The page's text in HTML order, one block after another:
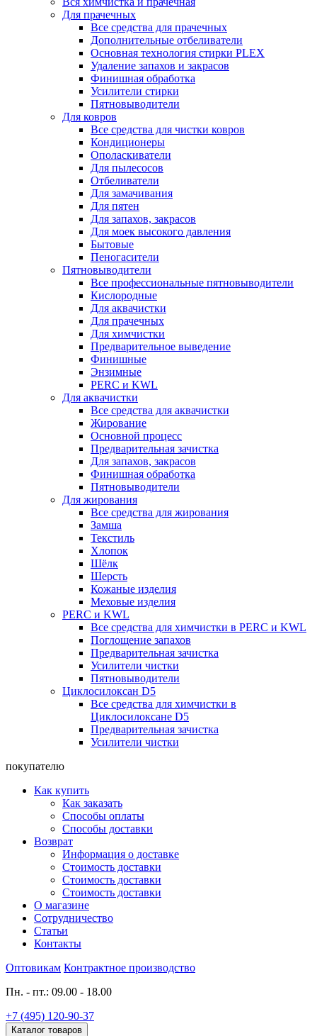
Для прачечных
Все средства для прачечных
Дополнительные отбеливатели
Основная технология стирки PLEX
Удаление запахов и закрасов
Финишная обработка
Усилители стирки
Пятновыводители
Для ковров
Все средства для чистки ковров
Кондиционеры
Ополаскиватели
Для пылесосов
Отбеливатели
Для замачивания
Для пятен
Для запахов, закрасов
Для моек высокого давления
Бытовые
Пеногасители
Пятновыводители
Все профессиональные пятновыводители
Кислородные
Для аквачистки
Для прачечных
Для химчистки
Предварительное выведение
Финишные
Энзимные
PERC и KWL
Для аквачистки
Все средства для аквачистки
Жирование
Основной процесс
Предварительная зачистка
Для запахов, закрасов
Финишная обработка
Пятновыводители
Для жирования
Все средства для жирования
Замша
Текстиль
Хлопок
Шёлк
Шерсть
Кожаные изделия
Меховые изделия
PERC и KWL
Все средства для химчистки в PERC и KWL
Поглощение запахов
Предварительная зачистка
Усилители чистки
Пятновыводители
Циклосилоксан D5
Все средства для химчистки в
Циклосилоксане D5
Предварительная зачистка
Усилители чистки
покупателю
Как купить
Как заказать
Способы оплаты
Способы доставки
Возврат
Информация о доставке
Стоимость доставки
Стоимость доставки
Стоимость доставки
О магазине
Сотрудничество
Статьи
Контакты
Оптовикам Контрактное производство
Пн. - пт.: 09.00 - 18.00
+7 (495) 120-90-37
Каталог товаров